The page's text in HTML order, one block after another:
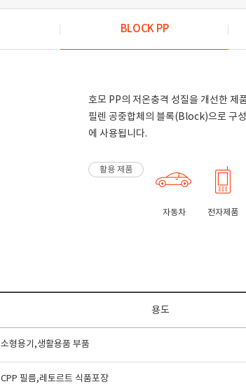
BLOCK PP
호모 PP의 저온충격 성질을 개선한 제
필렌 공중합체의 블록(Block)으로 구
에 사용됩니다.
활용 제품
자동차 전자제품
용도
소형용기,생활용품 부품
CPP 필름,레토르트 식품포장